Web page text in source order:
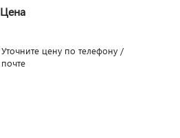
Цена
Уточните цену по телефону /
почте